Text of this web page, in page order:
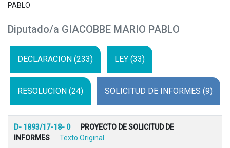
PABLO
Diputado/a GIACOBBE MARIO PABLO
DECLARACION (233) LEY (33)
RESOLUCION (24) SOLICITUD DE INFORMES (9)
D- 1893/17-18- 0
PROYECTO DE SOLICITUD DE
INFORMES
Texto Original